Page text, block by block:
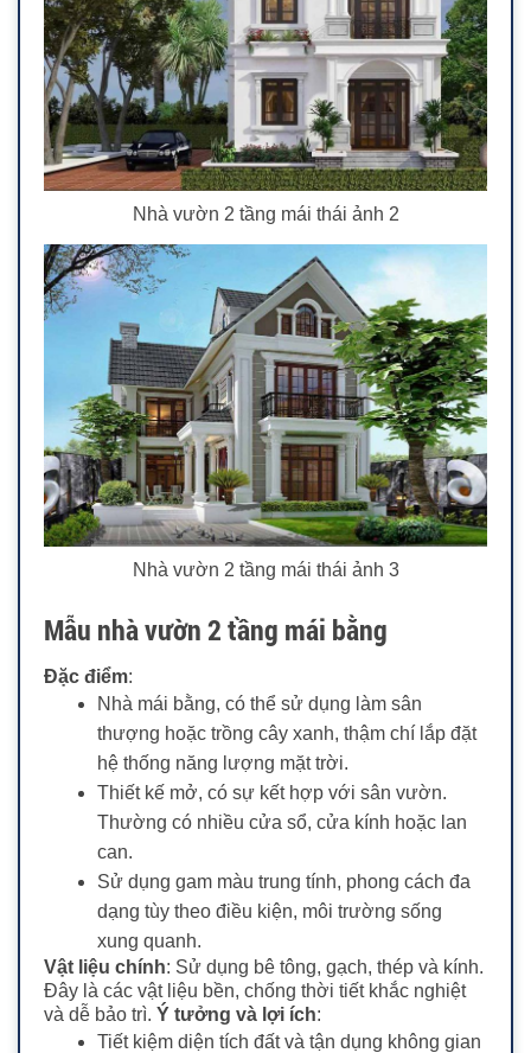
Nhà vườn 2 tầng mái thái ảnh 2
Nhà vườn 2 tầng mái thái ảnh 3
Mẫu nhà vườn 2 tầng mái bằng
Đặc điểm:
Nhà mái bằng, có thể sử dụng làm sân
thượng hoặc trồng cây xanh, thậm chí lắp đặt
hệ thống năng lượng mặt trời.
Thiết kế mở, có sự kết hợp với sân vườn.
Thường có nhiều cửa sổ, cửa kính hoặc lan
can.
Sử dụng gam màu trung tính, phong cách đa
dạng tùy theo điều kiện, môi trường sống
xung quanh.
Vật liệu chính: Sử dụng bê tông, gạch, thép và kính.
Đây là các vật liệu bền, chống thời tiết khắc nghiệt
và dễ bảo trì. Ý tưởng và lợi ích:
Tiết kiệm diện tích đất và tận dụng không gian